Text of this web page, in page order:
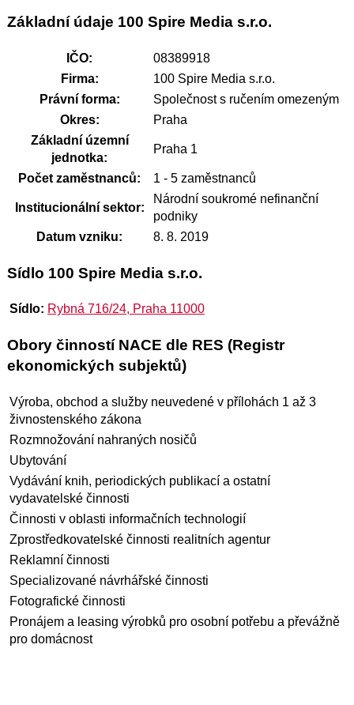
Základní údaje 100 Spire Media s.r.o.
IČO:
08389918
Firma:
100 Spire Media s.r.o.
Právní forma:
Společnost s ručením omezeným
Okres:
Praha
Základní územní
jednotka:
Praha 1
Počet zaměstnanců: 1 - 5 zaměstnanců
Institucionální sektor:
Národní soukromé nefinanční
podniky
Datum vzniku:
8. 8. 2019
Sídlo 100 Spire Media s.r.o.
Sídlo: Rybná 716/24, Praha 11000
Obory činností NACE dle RES (Registr
ekonomických subjektů)
Výroba, obchod a služby neuvedené v přílohách 1 až 3
živnostenského zákona
Rozmnožování nahraných nosičů
Ubytování
Vydávání knih, periodických publikací a ostatní
vydavatelské činnosti
Činnosti v oblasti informačních technologií
Zprostředkovatelské činnosti realitních agentur
Reklamní činnosti
Specializované návrhářské činnosti
Fotografické činnosti
Pronájem a leasing výrobků pro osobní potřebu a převážně
pro domácnost